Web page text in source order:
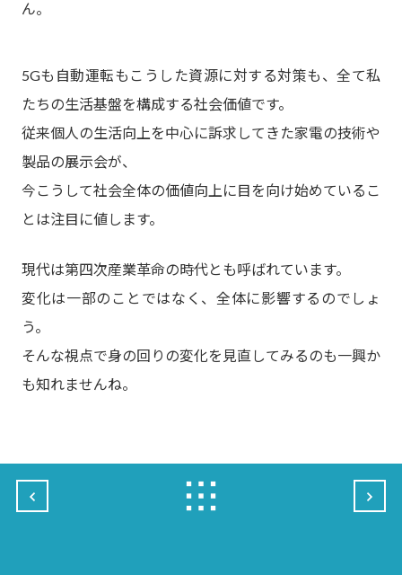
ん。
5Gも自動運転もこうした資源に対する対策も、全て私
たちの生活基盤を構成する社会価値です。
従来個人の生活向上を中心に訴求してきた家電の技術や
製品の展示会が、
今こうして社会全体の価値向上に目を向け始めているこ
とは注目に値します。
現代は第四次産業革命の時代とも呼ばれています。
変化は一部のことではなく、全体に影響するのでしょ
う。
そんな視点で身の回りの変化を見直してみるのも一興か
も知れませんね。